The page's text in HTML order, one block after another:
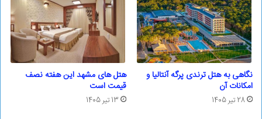
نگاهی به هتل ترندی پرگه آنتالیا و
امکانات آن
28 تیر 1405
هتل های مشهد این هفته نصف
قیمت است
13 تیر 1405